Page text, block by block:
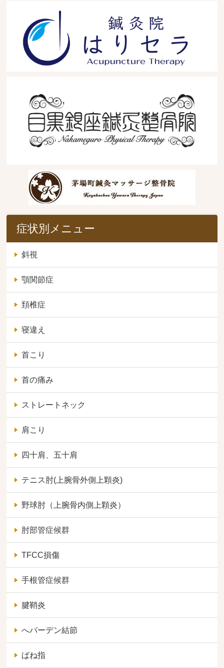
症状別メニュー
斜視
顎関節症
頚椎症
寝違え
首こり
首の痛み
ストレートネック
肩こり
四十肩、五十肩
テニス肘(上腕骨外側上顆炎)
野球肘（上腕骨内側上顆炎）
肘部管症候群
TFCC損傷
手根管症候群
腱鞘炎
へバーデン結節
ばね指